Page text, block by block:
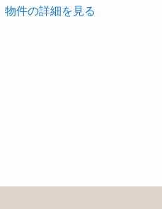
物件の詳細を見る